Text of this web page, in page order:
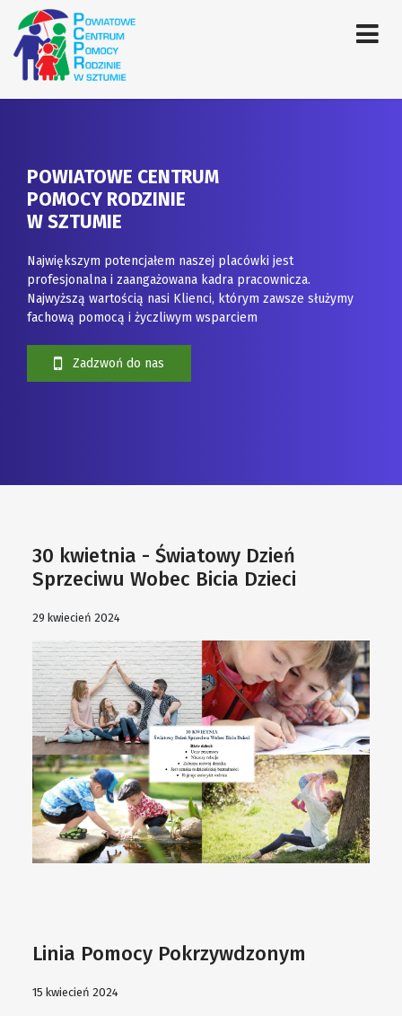
POWIATOWE CENTRUM
POMOCY RODZINIE
W SZTUMIE
Największym potencjałem naszej placówki jest
profesjonalna i zaangażowana kadra pracownicza.
Najwyższą wartością nasi Klienci, którym zawsze służymy
fachową pomocą i życzliwym wsparciem
Zadzwoń do nas
30 kwietnia - Światowy Dzień
Sprzeciwu Wobec Bicia Dzieci
29 kwiecień 2024
Linia Pomocy Pokrzywdzonym
15 kwiecień 2024